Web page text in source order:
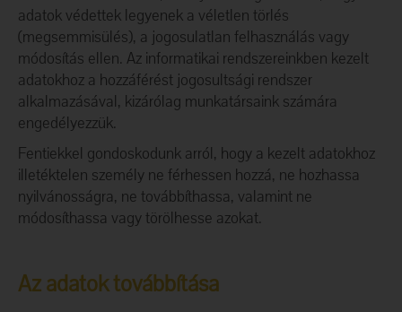
adatok védettek legyenek a véletlen törlés
(megsemmisülés), a jogosulatlan felhasználás vagy
módosítás ellen. Az informatikai rendszereinkben kezelt
adatokhoz a hozzáférést jogosultsági rendszer
alkalmazásával, kizárólag munkatársaink számára
engedélyezzük.
Fentiekkel gondoskodunk arról, hogy a kezelt adatokhoz
illetéktelen személy ne férhessen hozzá, ne hozhassa
nyilvánosságra, ne továbbíthassa, valamint ne
módosíthassa vagy törölhesse azokat.
Az adatok továbbítása